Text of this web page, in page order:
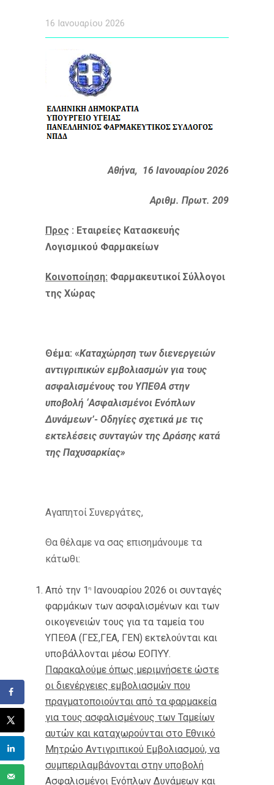
16 Ιανουαρίου 2026
Αθήνα, 16 Ιανουαρίου 2026
Αριθμ. Πρωτ. 209
Προς : Εταιρείες Κατασκευής
Λογισμικού Φαρμακείων
Κοινοποίηση: Φαρμακευτικοί Σύλλογοι
της Χώρας
Θέμα: «Καταχώρηση των διενεργειών
αντιγριπικών εμβολιασμών για τους
ασφαλισμένους του ΥΠΕΘΑ στην
υποβολή ‘Ασφαλισμένοι Ενόπλων
Δυνάμεων’- Οδηγίες σχετικά με τις
εκτελέσεις συνταγών της Δράσης κατά
της Παχυσαρκίας»
Αγαπητοί Συνεργάτες,
Θα θέλαμε να σας επισημάνουμε τα
κάτωθι:
Από την 1 η Ιανουαρίου 2026 οι συνταγές
φαρμάκων των ασφαλισμένων και των
οικογενειών τους για τα ταμεία του
ΥΠΕΘΑ (ΓΕΣ,ΓΕΑ, ΓΕΝ) εκτελούνται και
υποβάλλονται μέσω ΕΟΠΥΥ.
Παρακαλούμε όπως μεριμνήσετε ώστε
οι διενέργειες εμβολιασμών που
πραγματοποιούνται από τα φαρμακεία
για τους ασφαλισμένους των Ταμείων
αυτών και καταχωρούνται στο Εθνικό
Μητρώο Αντιγριπικού Εμβολιασμού, να
συμπεριλαμβάνονται στην υποβολή
Ασφαλισμένοι Ενόπλων Δυνάμεων και